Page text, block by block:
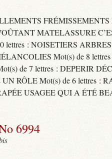
FRÉMISSEMENTS
MATELASSURE
lettres : NOISETIERS
Mot(s) de 8
de 7 lettres : DEPERIR
RÔLE Mot(s) de 6 lettres :
USAGEE QUI A ÉTÉ
6994